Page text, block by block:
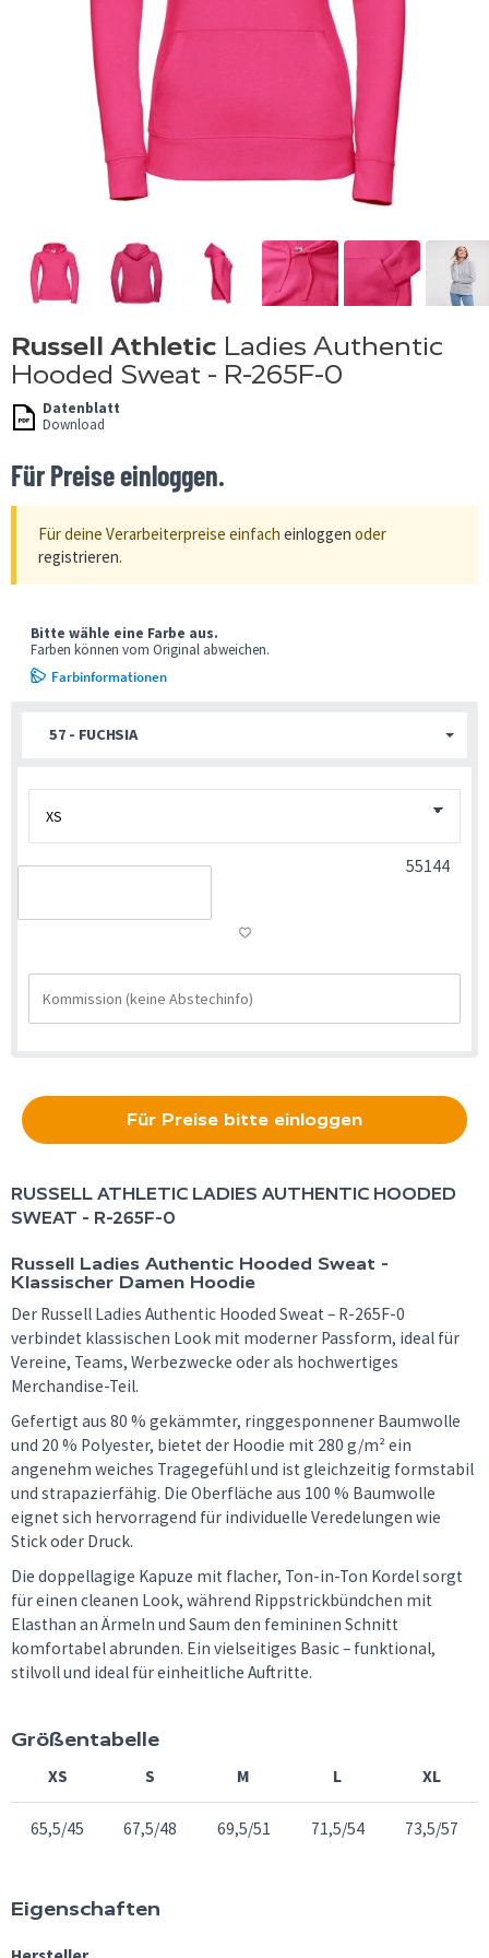
Russell Athletic Ladies Authentic
Hooded Sweat - R-265F-0
Datenblatt
Download
Für Preise einloggen.
Für deine Verarbeiterpreise einfach einloggen oder
registrieren.
57 - FUCHSIA
Bitte wähle eine Farbe aus.
Farben können vom Original abweichen.
Farbinformationen
55144
Für Preise bitte einloggen
RUSSELL ATHLETIC LADIES AUTHENTIC HOODED
SWEAT - R-265F-0
Russell Ladies Authentic Hooded Sweat -
Klassischer Damen Hoodie
Der Russell Ladies Authentic Hooded Sweat – R-265F-0
verbindet klassischen Look mit moderner Passform, ideal für
Vereine, Teams, Werbezwecke oder als hochwertiges
Merchandise-Teil.
Gefertigt aus 80 % gekämmter, ringgesponnener Baumwolle
und 20 % Polyester, bietet der Hoodie mit 280 g/m² ein
angenehm weiches Tragegefühl und ist gleichzeitig formstabil
und strapazierfähig. Die Oberfläche aus 100 % Baumwolle
eignet sich hervorragend für individuelle Veredelungen wie
Stick oder Druck.
Die doppellagige Kapuze mit flacher, Ton-in-Ton Kordel sorgt
für einen cleanen Look, während Rippstrickbündchen mit
Elasthan an Ärmeln und Saum den femininen Schnitt
komfortabel abrunden. Ein vielseitiges Basic – funktional,
stilvoll und ideal für einheitliche Auftritte.
Größentabelle
XS S M L XL
65,5/45 67,5/48 69,5/51 71,5/54 73,5/57
Eigenschaften